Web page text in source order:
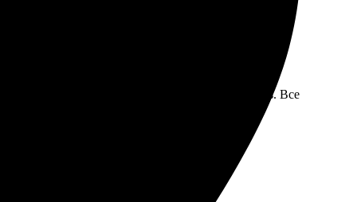
фото, выбрала размер, оформила заказ. Все
как в оригинале. Общение с поддержкой тоже
всем!